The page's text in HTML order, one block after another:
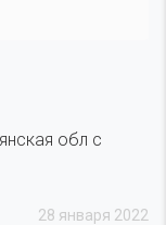
обл с
28 января 2022